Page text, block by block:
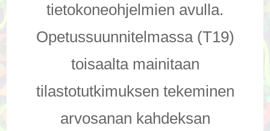
tietokoneohjelmien avulla.
Opetussuunnitelmassa (T19)
toisaalta mainitaan
tilastotutkimuksen tekeminen
arvosanan kahdeksan